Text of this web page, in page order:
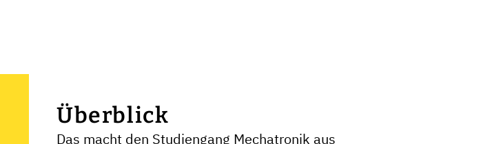
Überblick
Das macht den Studiengang Mechatronik aus